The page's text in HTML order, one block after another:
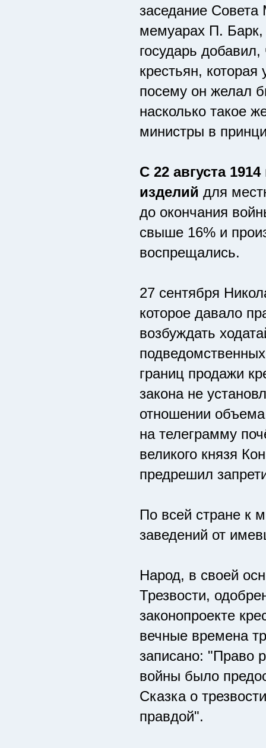
заседание
мемуарах П. Барк,
государь
крестьян,
посему он желал
насколько такое
министры в
С 22 августа
изделий для
до окончания
свыше 16% и
воспрещались.
27 сентября
которое давало
возбуждать
границ продажи
закона не
отношении объема
на телеграмму
великого князя
предрешил
По всей стране к
заведений от
Народ, в своей
Трезвости,
законопроекте
вечные времена
записано: "Право
войны было
Сказка о
правдой".